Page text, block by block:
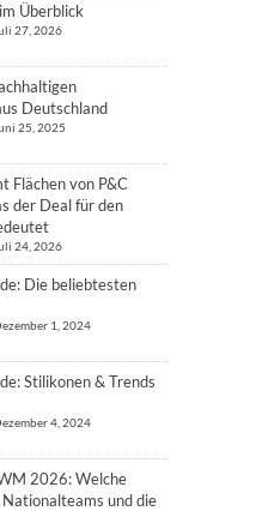
Überblick
27, 2026
Deutschland
25, 2025
Flächen von P&C
der Deal für den
24, 2026
Die beliebtesten
1, 2024
Stilikonen & Trends
4, 2024
2026: Welche
und die